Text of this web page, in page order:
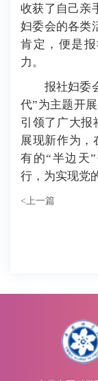
收获了自己亲
妇委会的各类
肯定，便是
力。
报社妇委
代”为主题开
引领了广大报
展现新作为，
有的“半边天
行，为实现党
< 上一篇